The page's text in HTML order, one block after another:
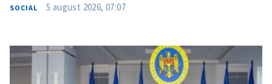
SOCIAL 5 august 2026, 07:07